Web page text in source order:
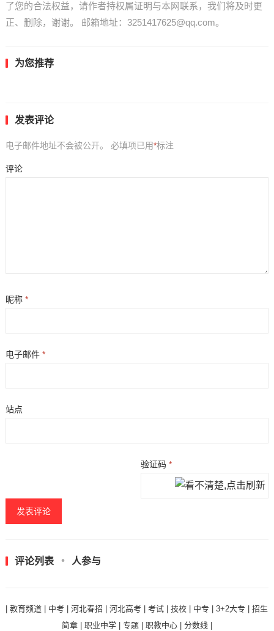
了您的合法权益，请作者持权属证明与本网联系，我们将及时更
正、删除，谢谢。 邮箱地址：3251417625@qq.com。
为您推荐
发表评论
电子邮件地址不会被公开。 必填项已用*标注
评论
昵称 *
电子邮件 *
站点
验证码*
评论列表 人参与
|教育频道 中考 |河北春招 |河北高考 |考试 |技校 中专 |3+2大专 |招生
简章| 职业中学| 专题| 职教中心| 分数线|